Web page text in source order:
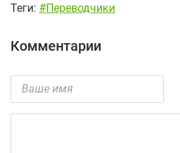
Теги: #Переводчики
Комментарии